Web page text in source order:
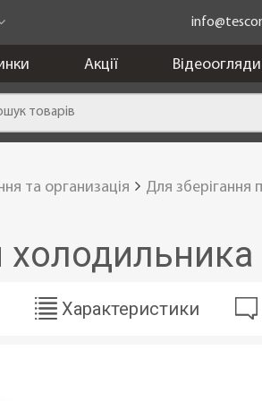
Акції Відеоогляди
та организація Для зберігання
Характеристики